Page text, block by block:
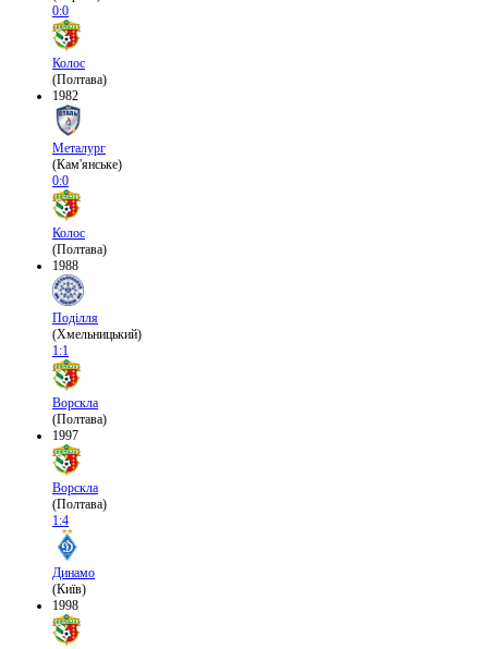
0:0
Колос
(Полтава)
1982
Металург
(Кам'янське)
0:0
Колос
(Полтава)
1988
Поділля
(Хмельницький)
1:1
Ворскла
(Полтава)
1997
Ворскла
(Полтава)
1:4
Динамо
(Київ)
1998